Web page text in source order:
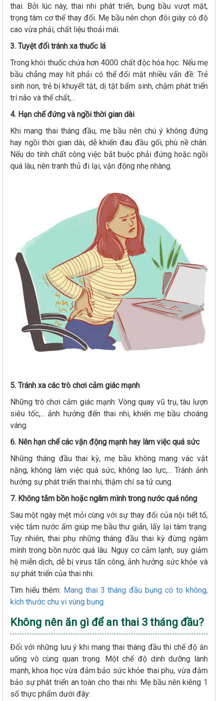
thai. Bởi lúc này, thai nhi phát triển, bụng bầu vượt mặt,
trọng tâm cơ thể thay đổi. Mẹ bầu nên chọn đôi giày có độ
cao vừa phải, chất liệu thoải mái.
3. Tuyệt đối tránh xa thuốc lá
Trong khói thuốc chứa hơn 4000 chất độc hóa học. Nếu mẹ
bầu chẳng may hít phải có thể đối mặt nhiều vấn đề: Trẻ
sinh non, trẻ bị khuyết tật, dị tật bẩm sinh, chậm phát triển
trí não và thể chất,...
4. Hạn chế đứng và ngồi thời gian dài
Khi mang thai tháng đầu, mẹ bầu nên chú ý không đứng
hay ngồi thời gian dài, dễ khiến đau đầu gối, phù nề chân.
Nếu do tính chất công việc bắt buộc phải đứng hoặc ngồi
quá lâu, nên tranh thủ đi lại, vận động nhẹ nhàng.
5. Tránh xa các trò chơi cảm giác mạnh
Những trò chơi cảm giác mạnh: Vòng quay vũ trụ, tàu lượn
siêu tốc,... ảnh hưởng đến thai nhi, khiến mẹ bầu choáng
váng.
6. Nên hạn chế các vận động mạnh hay làm việc quá sức
Những tháng đầu thai kỳ, mẹ bầu không mang vác vật
nặng, không làm việc quá sức, không lao lực,... Tránh ảnh
hưởng sự phát triển thai nhi, thậm chí sa tử cung.
7. Không tắm bồn hoặc ngâm mình trong nước quá nóng
Sau một ngày mệt mỏi cùng với sự thay đổi của nội tiết tố,
việc tắm nước ấm giúp mẹ bầu thư giãn, lấy lại tâm trạng.
Tuy nhiên, thai phụ những tháng đầu thai kỳ đừng ngâm
mình trong bồn nước quá lâu. Nguy cơ cảm lạnh, suy giảm
hệ miễn dịch, dễ bị virus tấn công, ảnh hưởng sức khỏe và
sự phát triển của thai nhi.
Tìm hiểu thêm: Mang thai 3 tháng đầu bụng có to không,
kích thước chu vi vùng bụng
Không nên ăn gì để an thai 3 tháng đầu?
Đối với những lưu ý khi mang thai tháng đầu thì chế độ ăn
uống vô cùng quan trọng. Một chế độ dinh dưỡng lành
mạnh, khoa học vừa đảm bảo sức khỏe thai phụ, vừa đảm
bảo sự phát triển an toàn cho thai nhi. Mẹ bầu nên kiêng 1
số thực phẩm dưới đây: